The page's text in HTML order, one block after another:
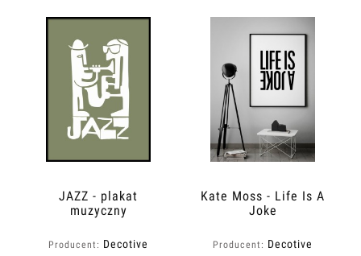
JAZZ - plakat
muzyczny
Producent: Decotive
Kate Moss - Life Is A
Joke
Producent: Decotive